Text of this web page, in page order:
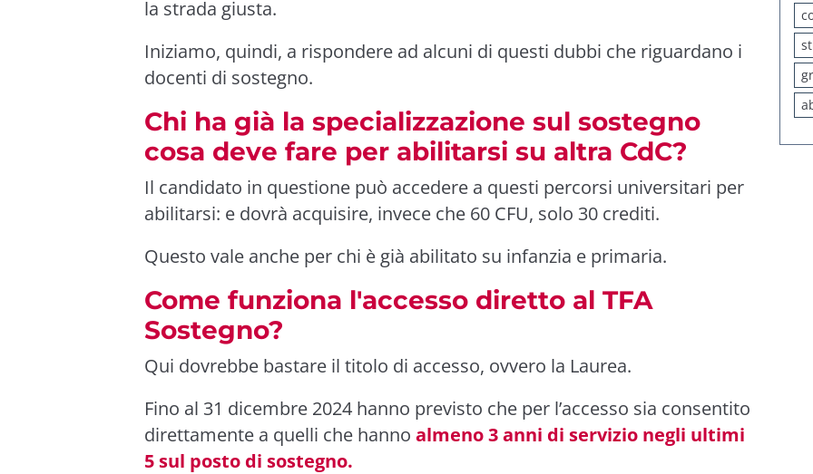
la strada giusta.
Iniziamo, quindi, a rispondere ad alcuni di questi dubbi che riguardano i
docenti di sostegno.
Chi ha già la specializzazione sul sostegno
cosa deve fare per abilitarsi su altra CdC?
Il candidato in questione può accedere a questi percorsi universitari per
abilitarsi: e dovrà acquisire, invece che 60 CFU, solo 30 crediti.
Questo vale anche per chi è già abilitato su infanzia e primaria.
Come funziona l'accesso diretto al TFA
Sostegno?
Qui dovrebbe bastare il titolo di accesso, ovvero la Laurea.
Fino al 31 dicembre 2024 hanno previsto che per l’accesso sia consentito
direttamente a quelli che hanno almeno 3 anni di servizio negli ultimi
5 sul posto di sostegno.